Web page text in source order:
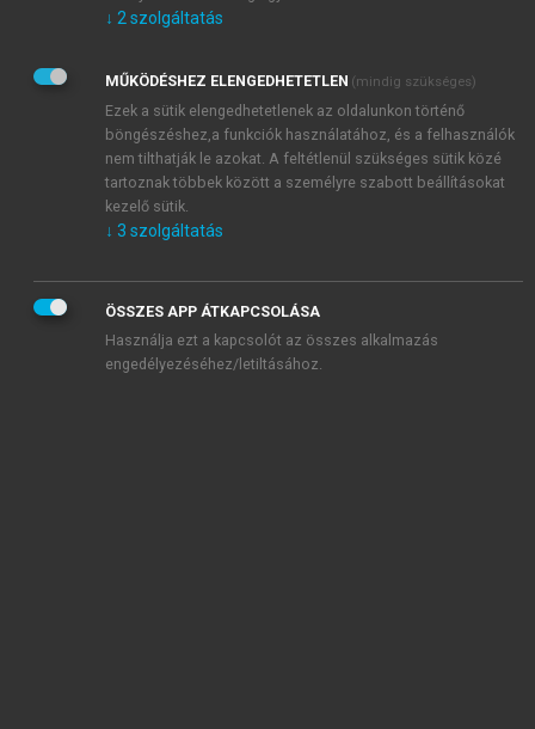
Kérek értesítést az Akadémiai Kiadó Zrt. újdonságairól,
Adatkezelési tájékoztatóbanfoglaltakat tudomásul
veszem és elfogadom.
Általános vásárlási feltételeket, valamint a szotar.netés a
mersz.huoldalak licencszerződéseiben foglaltakat
tudomásul veszem és elfogadom.
KIPRÓBÁLOM
↓ 2 szolgáltatás
MŰKÖDÉSHEZ ELENGEDHETETLEN (mindig szükséges)
Ezek a sütik elengedhetetlenek az oldalunkon történő
böngészéshez,a funkciók használatához, és a felhasználók
nem tilthatják le azokat. A feltétlenül szükséges sütik közé
tartoznak többek között a személyre szabott beállításokat
kezelő sütik.
↓ 3 szolgáltatás
ÖSSZES APP ÁTKAPCSOLÁSA
Használja ezt a kapcsolót az összes alkalmazás
engedélyezéséhez/letiltásához.